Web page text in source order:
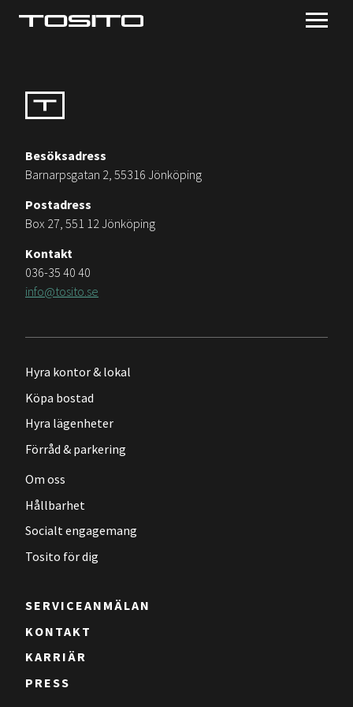
Besöksadress
Barnarpsgatan 2, 55316 Jönköping
Postadress
Box 27, 551 12 Jönköping
Kontakt
036-35 40 40
info@tosito.se
Hyra kontor & lokal
Köpa bostad
Hyra lägenheter
Förråd & parkering
Om oss
Hållbarhet
Socialt engagemang
Tosito för dig
SERVICEANMÄLAN
KONTAKT
KARRIÄR
PRESS